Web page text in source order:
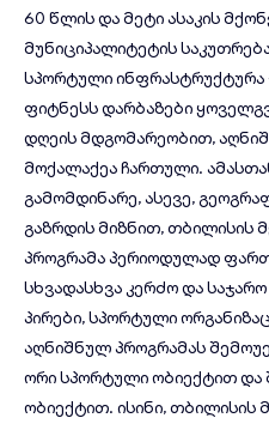
60 წლის და მეტი ასაკის
მუნიციპალიტეტის
სპორტული ინფრასტრუქტურა
ფიტნესს დარბაზები
დღეის მდგომარეობით,
მოქალაქეა ჩართული.
გამომდინარე, ასევე,
გაზრდის მიზნით, თბილისის
პროგრამა პერიოდულად
სხვადასხვა კერძო და
პირები, სპორტული
აღნიშნულ პროგრამას
ორი სპორტული ობიექტით და
ობიექტით. ისინი, თბილისის